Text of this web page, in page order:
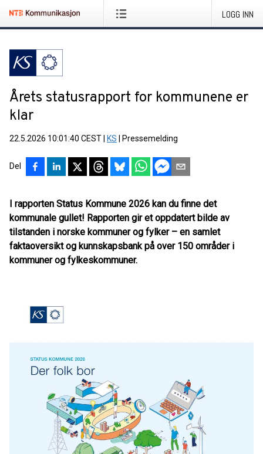
LOGG INN
Årets statusrapport for kommunene er
klar
22.5.2026 10:01:40 CEST KS Pressemelding
Del
I rapporten Status Kommune 2026 kan du finne det
kommunale gullet! Rapporten gir et oppdatert bilde av
tilstanden i norske kommuner og fylker – en samlet
faktaoversikt og kunnskapsbank på over 150 områder i
kommuner og fylkeskommuner.